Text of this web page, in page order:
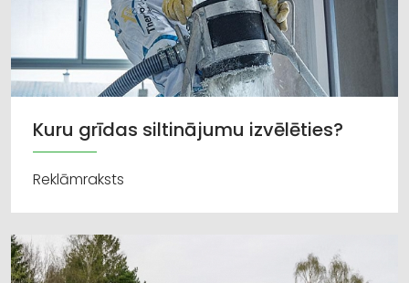
Kuru grīdas siltinājumu izvēlēties?
Reklāmraksts